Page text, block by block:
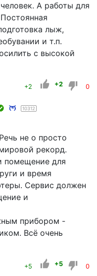
А работы для
лыж,
и т.п.
с высокой
+2 +2 0
10312
не о просто
рекорд.
помещение для
и время
Сервис должен
и
прибором -
Всё очень
+5 +5 0